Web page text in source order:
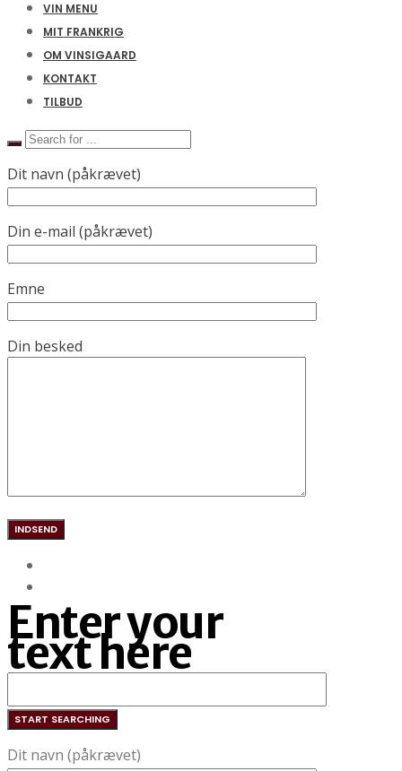
VIN MENU
MIT FRANKRIG
OM VINSIGAARD
KONTAKT
TILBUD
Dit navn (påkrævet)
Din e-mail (påkrævet)
Emne
Din besked
Enter your
text here
Dit navn (påkrævet)